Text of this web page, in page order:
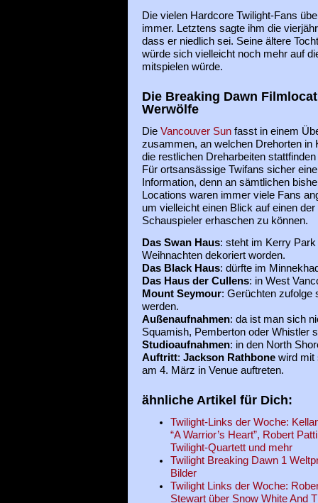
Die vielen Hardcore Twilight-Fans
immer. Letztens sagte ihm die
dass er niedlich sei. Seine ältere
würde sich vielleicht noch mehr auf
mitspielen würde.
Die Breaking Dawn
Werwölfe
Die Vancouver Sunfasst in einem
zusammen, an welchen Drehorten in
die restlichen Dreharbeiten
Für ortsansässige Twifans sicher
Information, denn an sämtlichen
Locations waren immer viele Fans
um vielleicht einen Blick auf einen der
Schauspieler erhaschen zu können.
Das Swan Haus: steht im Kerry
Weihnachten dekoriert worden.
Das Black Haus: dürfte im
Das Haus der Cullens: in West
Mount Seymour: Gerüchten zufolge
werden.
Außenaufnahmen: da ist man sich
Squamish, Pemberton oder Whistler
Studioaufnahmen: in den North
Auftritt: Jackson Rathbonewird mit
am 4. März in Venue auftreten.
ähnliche Artikel für Dich:
Twilight-Links der Woche:
“A Warrior’s Heart”, Robert
Twilight-Quartett und mehr
Twilight Breaking Dawn 1
Bilder
Twilight Links der Woche:
Stewart über Snow White And